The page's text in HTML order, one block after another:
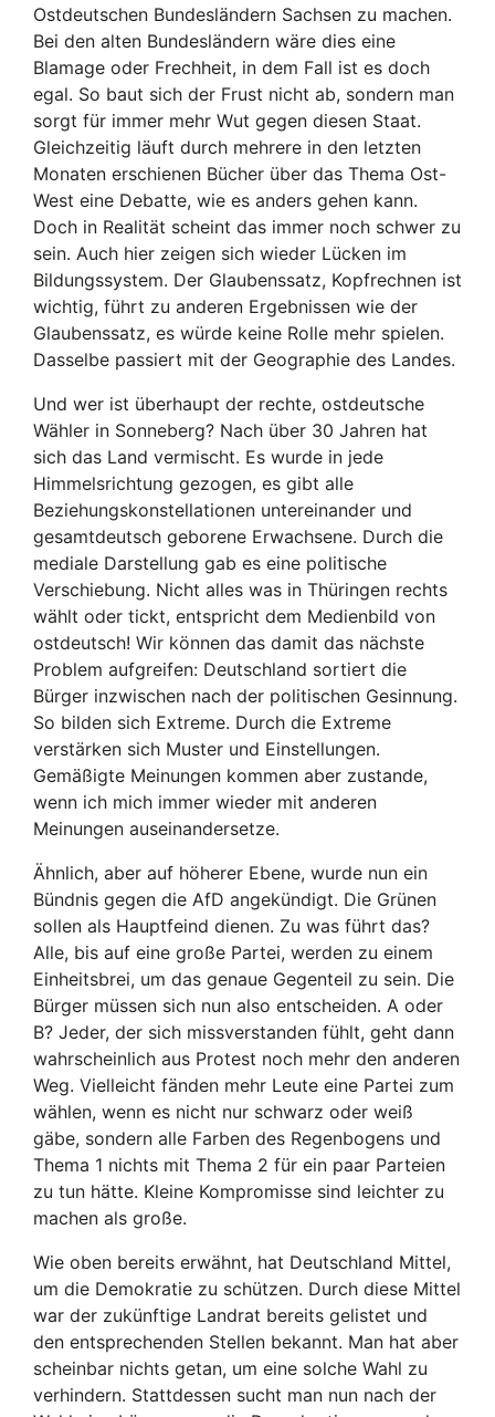
Ostdeutschen Bundesländern Sachsen zu machen.
Bei den alten Bundesländern wäre dies eine
Blamage oder Frechheit, in dem Fall ist es doch
egal. So baut sich der Frust nicht ab, sondern man
sorgt für immer mehr Wut gegen diesen Staat.
Gleichzeitig läuft durch mehrere in den letzten
Monaten erschienen Bücher über das Thema Ost-
West eine Debatte, wie es anders gehen kann.
Doch in Realität scheint das immer noch schwer zu
sein. Auch hier zeigen sich wieder Lücken im
Bildungssystem. Der Glaubenssatz, Kopfrechnen ist
wichtig, führt zu anderen Ergebnissen wie der
Glaubenssatz, es würde keine Rolle mehr spielen.
Dasselbe passiert mit der Geographie des Landes.
Und wer ist überhaupt der rechte, ostdeutsche
Wähler in Sonneberg? Nach über 30 Jahren hat
sich das Land vermischt. Es wurde in jede
Himmelsrichtung gezogen, es gibt alle
Beziehungskonstellationen untereinander und
gesamtdeutsch geborene Erwachsene. Durch die
mediale Darstellung gab es eine politische
Verschiebung. Nicht alles was in Thüringen rechts
wählt oder tickt, entspricht dem Medienbild von
ostdeutsch! Wir können das damit das nächste
Problem aufgreifen: Deutschland sortiert die
Bürger inzwischen nach der politischen Gesinnung.
So bilden sich Extreme. Durch die Extreme
verstärken sich Muster und Einstellungen.
Gemäßigte Meinungen kommen aber zustande,
wenn ich mich immer wieder mit anderen
Meinungen auseinandersetze.
Ähnlich, aber auf höherer Ebene, wurde nun ein
Bündnis gegen die AfD angekündigt. Die Grünen
sollen als Hauptfeind dienen. Zu was führt das?
Alle, bis auf eine große Partei, werden zu einem
Einheitsbrei, um das genaue Gegenteil zu sein. Die
Bürger müssen sich nun also entscheiden. A oder
B? Jeder, der sich missverstanden fühlt, geht dann
wahrscheinlich aus Protest noch mehr den anderen
Weg. Vielleicht fänden mehr Leute eine Partei zum
wählen, wenn es nicht nur schwarz oder weiß
gäbe, sondern alle Farben des Regenbogens und
Thema 1 nichts mit Thema 2 für ein paar Parteien
zu tun hätte. Kleine Kompromisse sind leichter zu
machen als große.
Wie oben bereits erwähnt, hat Deutschland Mittel,
um die Demokratie zu schützen. Durch diese Mittel
war der zukünftige Landrat bereits gelistet und
den entsprechenden Stellen bekannt. Man hat aber
scheinbar nichts getan, um eine solche Wahl zu
verhindern. Stattdessen sucht man nun nach der